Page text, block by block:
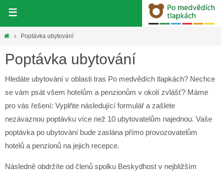
obsahHomePoptávka ubytování
Poptávka ubytování
Hledáte ubytování v oblasti tras Po medvědích tlapkách? Nechce
se vám psát všem hotelům a penzionům v okolí zvlášť? Máme
pro vás řešení: Vyplňte následující formulář a zašlete
nezávaznou poptávku více než 10 ubytovatelům najednou. Vaše
poptávka po ubytování bude zaslána přímo provozovatelům
hotelů a penzionů na jejich recepce.
Následně obdržíte od členů spolku Beskydhost v nejbližším